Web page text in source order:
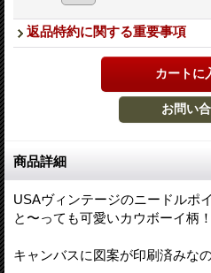
返品特約に関する重要事項
商品詳細
USAヴィンテージのニードルポ
と〜っても可愛いカウボーイ柄！
キャンバスに図案が印刷済みな